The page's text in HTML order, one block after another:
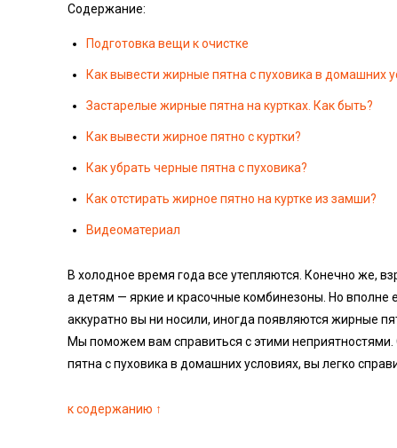
Содержание:
Подготовка вещи к очистке
Как вывести жирные пятна с пуховика в домашних
Застарелые жирные пятна на куртках. Как быть?
Как вывести жирное пятно с куртки?
Как убрать черные пятна с пуховика?
Как отстирать жирное пятно на куртке из замши?
Видеоматериал
В холодное время года все утепляются. Конечно же,
а детям — яркие и красочные комбинезоны. Но вполне
аккуратно вы ни носили, иногда появляются жирные
Мы поможем вам справиться с этими
пятна с пуховика в домашних условиях, вы легко
к содержанию ↑